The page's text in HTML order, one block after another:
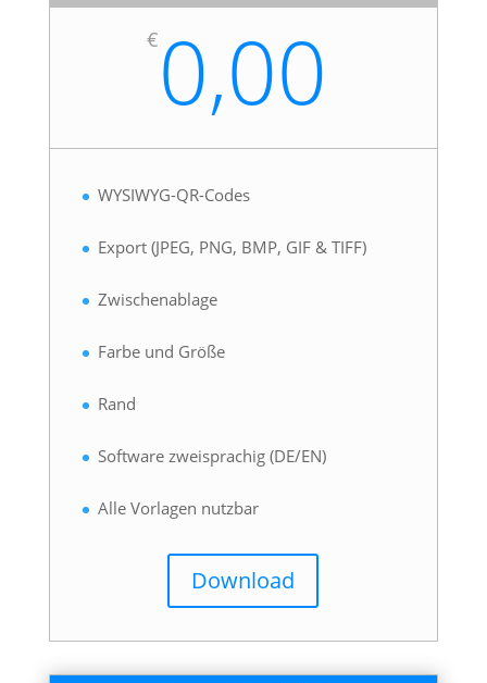
€ 0,00
WYSIWYG-QR-Codes
Export (JPEG, PNG, BMP, GIF & TIFF)
Zwischenablage
Farbe und Größe
Rand
Software zweisprachig (DE/EN)
Alle Vorlagen nutzbar
Download